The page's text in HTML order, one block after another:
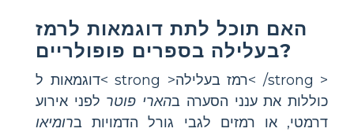
האם תוכל לתת דוגמאות לרמז
בעלילה בספרים פופולריים?
דוגמאות ל< strong >רמז בעלילה< /strong >
כוללות את ענני הסערה בהארי פוטר לפני אירוע
דרמטי, או רמזים לגבי גורל הדמויות ברומיאו